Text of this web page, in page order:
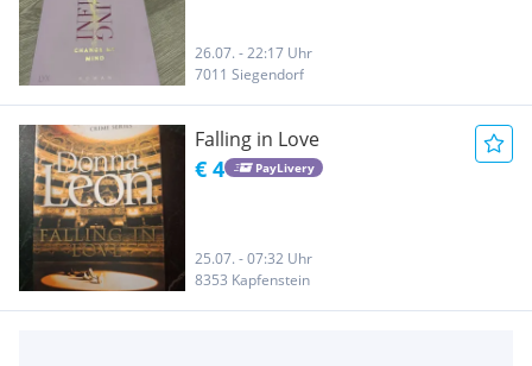
26.07. - 22:17 Uhr
7011 Siegendorf
Falling in Love
€ 4 PayLivery
25.07. - 07:32 Uhr
8353 Kapfenstein